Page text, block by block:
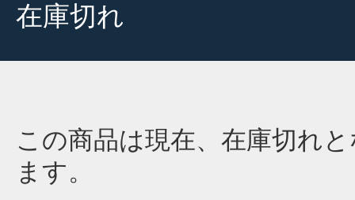
在庫切れ
この商品は現在、在庫切れ
ます。